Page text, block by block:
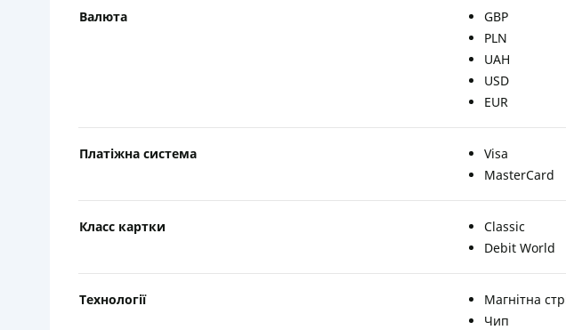
Валюта
GBP
PLN
UAH
USD
EUR
Платіжна система
Visa
MasterCard
Класс картки
Classic
Debit World
Технології
Магнітна
Чип